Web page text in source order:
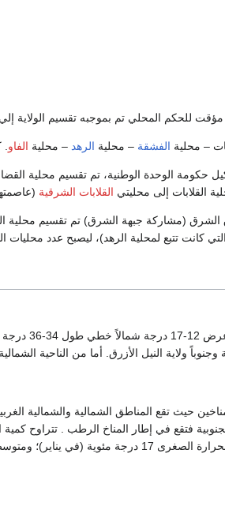
– محلية الفشقة – محلية الرهد – محلية الفاو
2005، مع تشكيل حكومة الوحدة الوطنية، تم تقسيم
القلابات إلى محليتي القلابات الشرقية
توقيع اتفاق الشرق (مشاركة جبهة الشرق) تم
كانت تتبع لمحلية الرهد)، ليصبح عدد محليات
تقع
ولاية النيل الأزرق. أما من الناحية الشمالية
حيث تقع المناطق الشمالية والشمالية